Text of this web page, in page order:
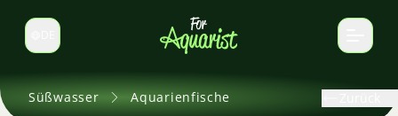
Sprache wechseln
Süßwasser Aquarienfische